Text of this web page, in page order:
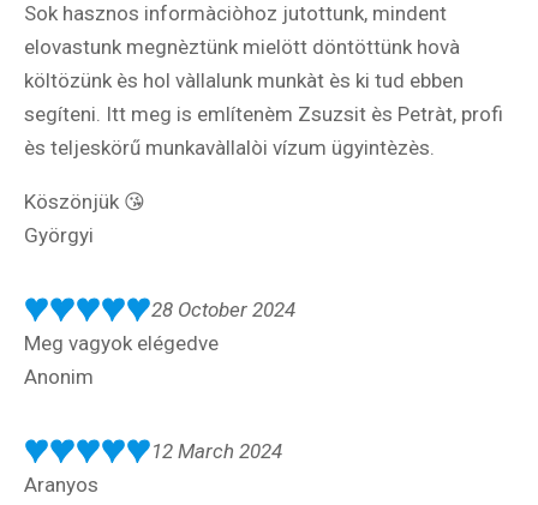
Sok hasznos informàciòhoz jutottunk, mindent
elovastunk megnèztünk mielött döntöttünk hovà
költözünk ès hol vàllalunk munkàt ès ki tud ebben
segíteni. Itt meg is említenèm Zsuzsit ès Petràt, profi
ès teljeskörű munkavàllalòi vízum ügyintèzès.
Köszönjük 😘
Györgyi
28 October 2024
Meg vagyok elégedve
Anonim
12 March 2024
Aranyos